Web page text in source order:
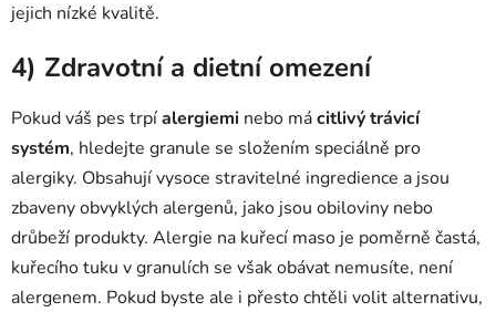
jejich nízké kvalitě.
4) Zdravotní a dietní omezení
Pokud váš pes trpíalergiemi nebo mácitlivý trávicí
systém, hledejte granule se složením speciálně pro
alergiky. Obsahují vysoce stravitelné ingredience a jsou
zbaveny obvyklých alergenů, jako jsou obiloviny nebo
drůbeží produkty. Alergie na kuřecí maso je poměrně častá,
kuřecího tuku v granulích se však obávat nemusíte, není
alergenem. Pokud byste ale i přesto chtěli volit alternativu,